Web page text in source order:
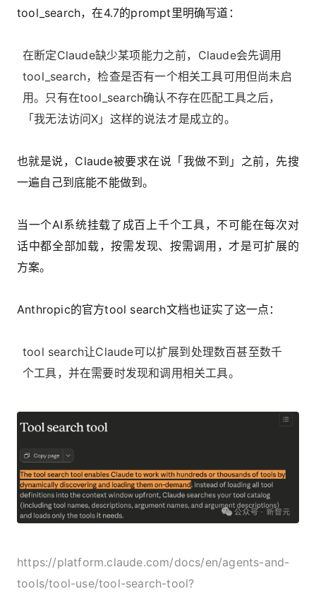
tool_search，在4.7的prompt里明确写道：
在断定Claude缺少某项能力之前，Claude会先调用
tool_search，检查是否有一个相关工具可用但尚未启
用。只有在tool_search确认不存在匹配工具之后，
「我无法访问X」这样的说法才是成立的。
也就是说，Claude被要求在说「我做不到」之前，先搜
一遍自己到底能不能做到。
当一个AI系统挂载了成百上千个工具，不可能在每次对
话中都全部加载，按需发现、按需调用，才是可扩展的
方案。
Anthropic的官方tool search文档也证实了这一点：
tool search让Claude可以扩展到处理数百甚至数千
个工具，并在需要时发现和调用相关工具。
https://platform.claude.com/docs/en/agents-and-
tools/tool-use/tool-search-tool?